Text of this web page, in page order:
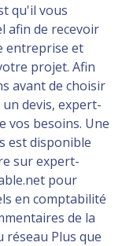
qu'il vous
afin de recevoir
entreprise et
projet. Afin
avant de choisir
devis, expert-
vos besoins. Une
est disponible
sur expert-
pour
en comptabilité
de la
Plus que